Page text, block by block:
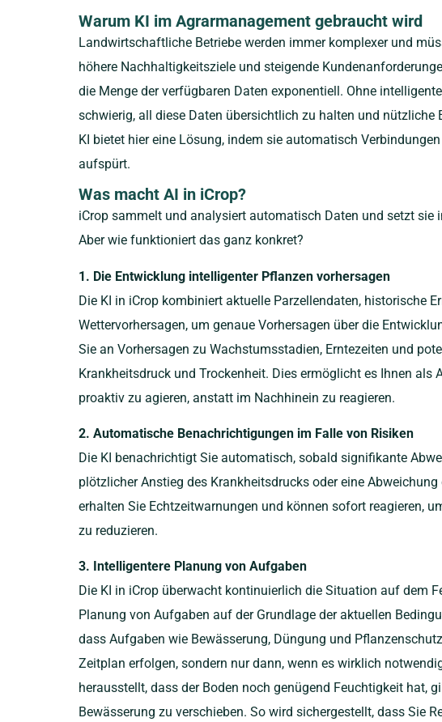
Warum KI im Agrarmanagement gebraucht wird
Landwirtschaftliche Betriebe werden immer komplexer und
höhere Nachhaltigkeitsziele und steigende
die Menge der verfügbaren Daten exponentiell. Ohne
schwierig, all diese Daten übersichtlich zu halten und nützliche
KI bietet hier eine Lösung, indem sie automatisch
aufspürt.
Was macht AI in iCrop?
iCrop sammelt und analysiert automatisch Daten und setzt sie
Aber wie funktioniert das ganz konkret?
1. Die Entwicklung intelligenter Pflanzen vorhersagen
Die KI in iCrop kombiniert aktuelle Parzellendaten, historische
Wettervorhersagen, um genaue Vorhersagen über die
Sie an Vorhersagen zu Wachstumsstadien, Erntezeiten und
Krankheitsdruck und Trockenheit. Dies ermöglicht es Ihnen als
proaktiv zu agieren, anstatt im Nachhinein zu reagieren.
2. Automatische Benachrichtigungen im Falle von Risiken
Die KI benachrichtigt Sie automatisch, sobald signifikante
plötzlicher Anstieg des Krankheitsdrucks oder eine
erhalten Sie Echtzeitwarnungen und können sofort reagieren,
zu reduzieren.
3. Intelligentere Planung von Aufgaben
Die KI in iCrop überwacht kontinuierlich die Situation auf dem
Planung von Aufgaben auf der Grundlage der aktuellen
dass Aufgaben wie Bewässerung, Düngung und
Zeitplan erfolgen, sondern nur dann, wenn es wirklich
herausstellt, dass der Boden noch genügend Feuchtigkeit hat,
Bewässerung zu verschieben. So wird sichergestellt, dass Sie